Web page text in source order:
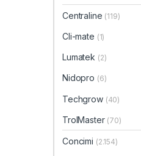
Centraline (119)
Cli-mate (1)
Lumatek (2)
Nidopro (6)
Techgrow (40)
TrolMaster (70)
Concimi (2.154)